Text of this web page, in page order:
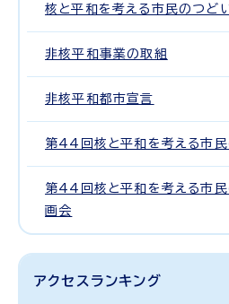
核と平和を考える市民のつど
非核平和事業の取組
非核平和都市宣言
第44回核と平和を考える市民
第44回核と平和を考える市
画会
アクセスランキング